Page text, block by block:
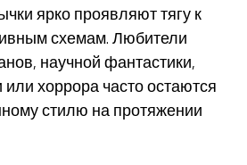
ярко проявляют тягу к
схемам. Любители
научной фантастики,
хоррора часто остаются
стилю на протяжении